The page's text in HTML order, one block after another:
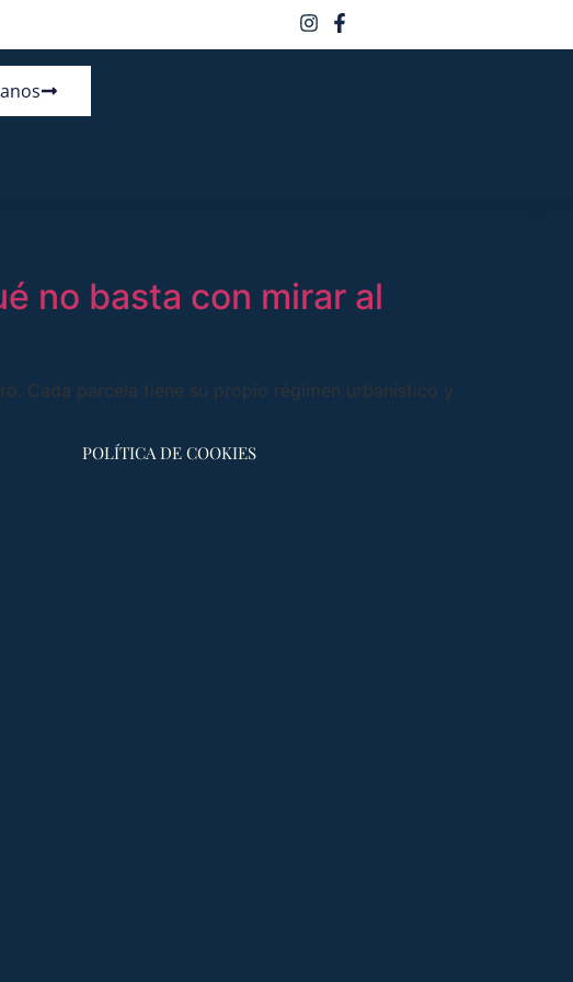
no basta con mirar al
Cada parcela tiene su propio régimen urbanístico y
POLÍTICA DE COOKIES